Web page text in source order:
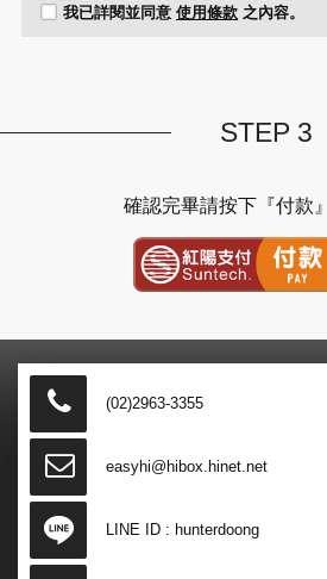
我已詳閱並同意 使用條款 之內容。
STEP 3
確認完畢請按下『付款
紅陽金流付款
(02)2963-3355
easyhi@hibox.hinet.net
LINE ID : hunterdoong